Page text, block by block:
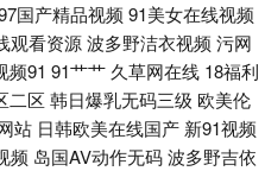
网站秘密入口 黄色无码91精东 AV
色图欧美 俺来也去婷婷听听 韩国有
利 玖草aⅴ视频 天堂久久大香蕉 亚
国产精品视频 91美女在线视频
观看资源波多野洁衣视频 污网
频91 91艹艹 久草网在线 18福利
二区 韩日爆乳无码三级 欧美伦
站 日韩欧美在线国产 新91视频
频 岛国AV动作无码波多野吉依